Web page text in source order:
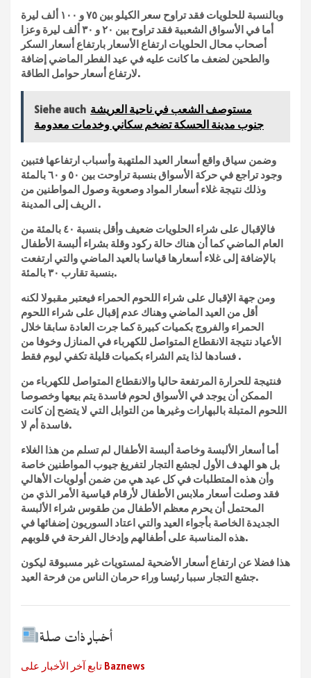
وبالنسبة للحلويات فقد تراوح سعر الكيلو بين ٧٥ و ١٠٠ ألف ليرة
أما في الأسواق الشعبية فقد تراوح بين ٢٠ و ٣٠ ألف ليرة وعزا
أصحاب محال الحلويات ارتفاع الأسعار بارتفاع أسعار السكر
والطحين لضعف ما كانت عليه في عيد الفطر الماضي إضافة
لارتفاع أسعار حوامل الطاقة.
Siehe auch مستوصف الشعب في ناحية العريشة
جنوب مدينة الحسكة تضخم سكاني وخدمات معدومة
وضمن سياق واقع أسعار العيد الملتهبة وأسباب ارتفاعها فتبين
وجود تراجع في حركة الأسواق بنسبة تراوحت بين ٥٠ و ٦٠ بالمئة
وذلك نتيجة غلاء أسعار المواد وصعوبة وصول المواطنين من
الريف إلى المدينة .
فالإقبال على شراء الحلويات ضعيف وأقل بنسبة ٤٠ بالمئة من
العام الماضي كما أن هناك حالة ركود وقلة بشراء ألبسة الأطفال
بالإضافة إلى غلاء أسعارها قياسا بالعيد الماضي والتي ارتفعت
بنسبة تقارب ٣٠ بالمئة.
ومن جهة الإقبال على شراء اللحوم الحمراء فيعتبر مقبولا لكنه
أقل من العيد الماضي وهناك عدم إقبال على شراء اللحوم
الحمراء والفروج بكميات كبيرة كما جرت العادة سابقا خلال
الأعياد نتيجة الانقطاع المتواصل للكهرباء في المنازل وخوفا من
فسادها لذا يتم الشراء بكميات قليلة تكفي ليوم فقط .
فنتيجة للحرارة المرتفعة حاليا والانقطاع المتواصل للكهرباء من
الممكن أن يوجد في الأسواق لحوم فاسدة يتم بيعها وخصوصا
اللحوم المتبلة بالبهارات وغيرها من التوابل التي لا يتضح إن كانت
فاسدة أم لا.
أما أسعار الألبسة وخاصة ألبسة الأطفال لم تسلم من هذا الغلاء
بل هو الهدف الأول لجشع التجار لتفريغ جيوب المواطنين خاصة
وأن هذه المتطلبات في كل عيد هي من ضمن أولويات الأهالي
فقد وصلت أسعار ملابس الأطفال لأرقام قياسية الأمر الذي من
المحتمل أن يحرم معظم الأطفال من طقوس شراء الألبسة
الجديدة الخاصة بأجواء العيد والتي اعتاد السوريون إضفائها في
هذه المناسبة على أطفالهم وإدخال الفرحة في قلوبهم.
هذا فضلا عن ارتفاع أسعار الأضحية لمستويات غير مسبوقة ليكون
جشع التجار سببا رئيسا وراء حرمان الناس من فرحة العيد.
أخبار ذات صلة
تابع آخر الأخبار على Baznews